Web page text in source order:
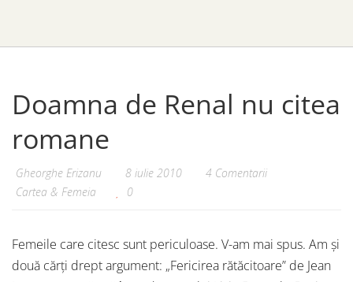
Doamna de Renal nu citea
romane
Gheorghe Erizanu 8 iulie 2010
4 Comentarii
Cartea & Femeia
0
Femeile care citesc sunt periculoase. V-am mai spus. Am și
două cărți drept argument: „Fericirea rătăcitoare” de Jean